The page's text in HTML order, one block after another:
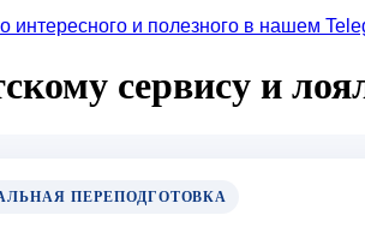
интересного и полезного в нашем
сервису и
ПЕРЕПОДГОТОВКА